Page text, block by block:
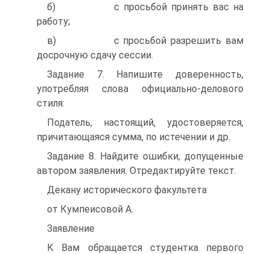
б) с просьбой принять вас на
работу;
в) с просьбой разрешить вам
досрочную сдачу сессии.
Задание 7. Напишите доверенность,
употребляя слова официально-делового
стиля:
Податель, настоящий, удостоверяется,
причитающаяся сумма, по истечении и др.
Задание 8. Найдите ошибки, допущенные
автором заявления. Отредактируйте текст.
Декану исторического факультета
от Кумпеисовой А.
Заявление
К Вам обращается студентка первого